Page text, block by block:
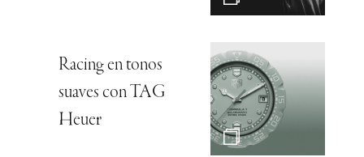
Racing en tonos
suaves con TAG
Heuer